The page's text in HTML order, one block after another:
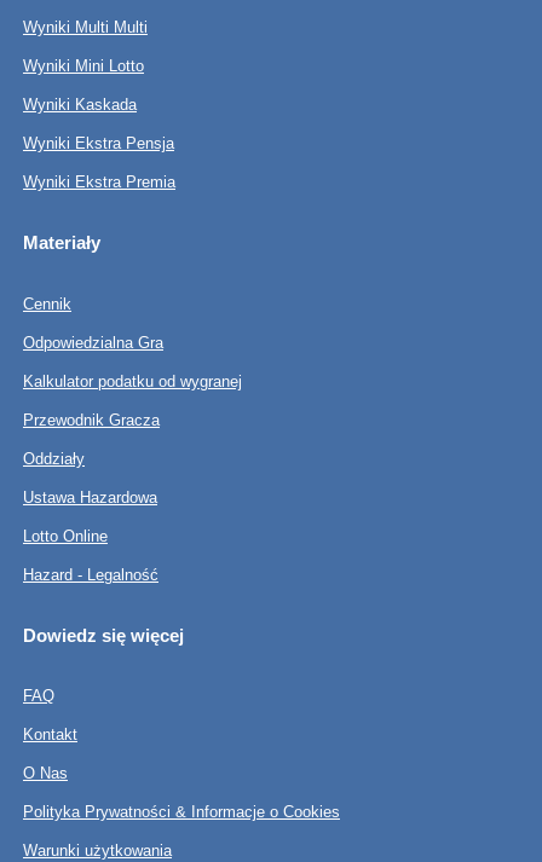
Wyniki Multi Multi
Wyniki Mini Lotto
Wyniki Kaskada
Wyniki Ekstra Pensja
Wyniki Ekstra Premia
Materiały
Cennik
Odpowiedzialna Gra
Kalkulator podatku od wygranej
Przewodnik Gracza
Oddziały
Ustawa Hazardowa
Lotto Online
Hazard - Legalność
Dowiedz się więcej
FAQ
Kontakt
O Nas
Polityka Prywatności & Informacje o Cookies
Warunki użytkowania